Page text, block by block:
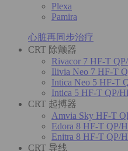
Plexa
Pamira
心脏再同步治疗
CRT 除颤器
Rivacor 7 HF-T
Ilivia Neo 7 HF-T
Intica Neo 5 HF-T
Intica 5 HF-T QP/
CRT 起搏器
Amvia Sky HF-T
Edora 8 HF-T QP/
Enitra 8 HF-T QP/
CRT 导线